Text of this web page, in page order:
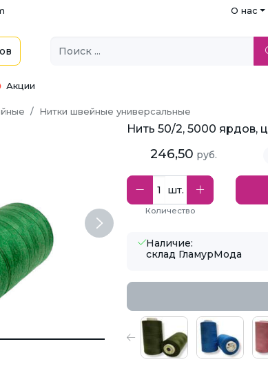
О нас
Акции
Нитки швейные универсальные
Next
Нить 50/2, 5000 ярдов,
246,50 руб.
шт.
Количество
Наличие:
склад ГламурМода